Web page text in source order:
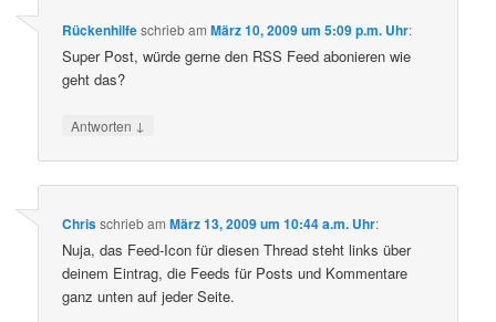
RückenhilfeschriebamMärz 10, 2009 um 5:09 p.m. Uhr:
Super Post, würde gerne den RSS Feed abonieren wie
geht das?
Antworten ↓
ChrisschriebamMärz 13, 2009 um 10:44 a.m. Uhr:
Nuja, das Feed-Icon für diesen Thread steht links über
deinem Eintrag, die Feeds für Posts und Kommentare
ganz unten auf jeder Seite.